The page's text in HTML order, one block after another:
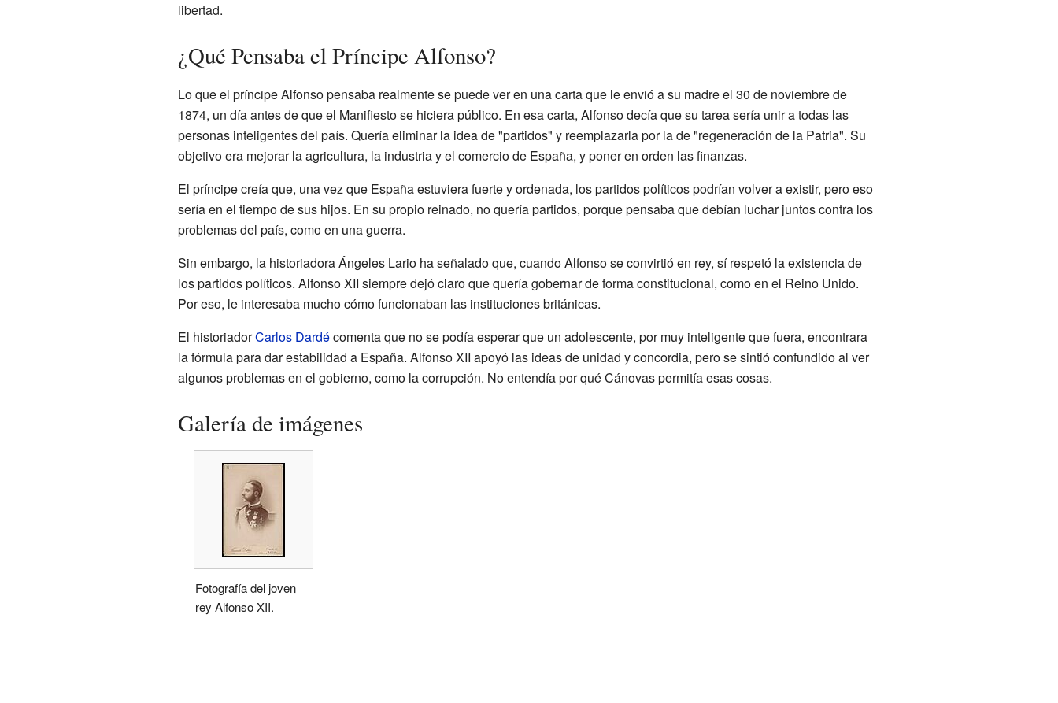
libertad.
¿Qué Pensaba el Príncipe Alfonso?
Lo que el príncipe Alfonso pensaba realmente se puede ver en una carta que le envió a su madre el 30 de noviembre de
1874, un día antes de que el Manifiesto se hiciera público. En esa carta, Alfonso decía que su tarea sería unir a todas las
personas inteligentes del país. Quería eliminar la idea de "partidos" y reemplazarla por la de "regeneración de la Patria". Su
objetivo era mejorar la agricultura, la industria y el comercio de España, y poner en orden las finanzas.
El príncipe creía que, una vez que España estuviera fuerte y ordenada, los partidos políticos podrían volver a existir, pero eso
sería en el tiempo de sus hijos. En su propio reinado, no quería partidos, porque pensaba que debían luchar juntos contra los
problemas del país, como en una guerra.
Sin embargo, la historiadora Ángeles Lario ha señalado que, cuando Alfonso se convirtió en rey, sí respetó la existencia de
los partidos políticos. Alfonso XII siempre dejó claro que quería gobernar de forma constitucional, como en el Reino Unido.
Por eso, le interesaba mucho cómo funcionaban las instituciones británicas.
El historiadorCarlos Dardécomenta que no se podía esperar que un adolescente, por muy inteligente que fuera, encontrara
la fórmula para dar estabilidad a España. Alfonso XII apoyó las ideas de unidad y concordia, pero se sintió confundido al ver
algunos problemas en el gobierno, como la corrupción. No entendía por qué Cánovas permitía esas cosas.
Galería de imágenes
Fotografía del joven
rey Alfonso XII.